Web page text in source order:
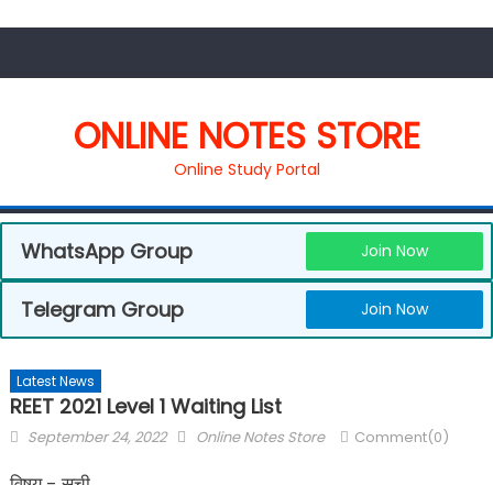
ONLINE NOTES STORE
Online Study Portal
WhatsApp Group Join Now
Telegram Group Join Now
Latest News
REET 2021 Level 1 Waiting List
September 24, 2022 Online Notes Store Comment(0)